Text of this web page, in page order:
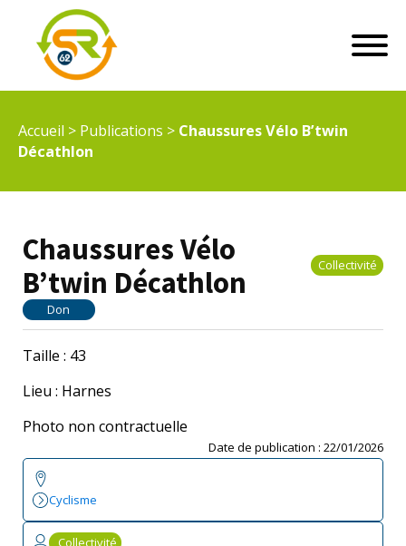
Accueil > Publications > Chaussures Vélo B’twin
Décathlon
Chaussures Vélo
B’twin Décathlon
Collectivité
Don
Taille : 43
Lieu : Harnes
Photo non contractuelle
Date de publication :22/01/2026
Cyclisme
Collectivité